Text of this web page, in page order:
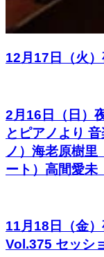
12月17日（火
2月16日（日）
とピアノより
ノ）海老原樹
ート）高間愛未
11月18日（金
Vol.375 セッシ